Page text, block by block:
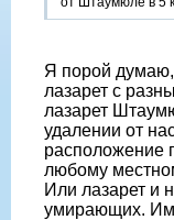
Я порой думаю,
лазарет с
лазарет
удалении от
расположение
любому
Или лазарет и
умирающих.